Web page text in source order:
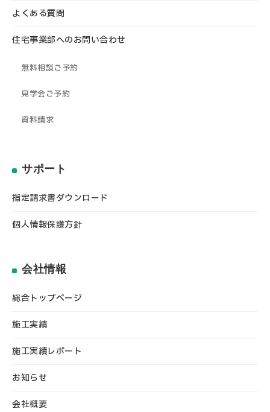
よくある質問
住宅事業部へのお問い合わせ
無料相談ご予約
見学会ご予約
資料請求
サポート
指定請求書ダウンロード
個人情報保護方針
会社情報
総合トップページ
施工実績
施工実績レポート
お知らせ
会社概要